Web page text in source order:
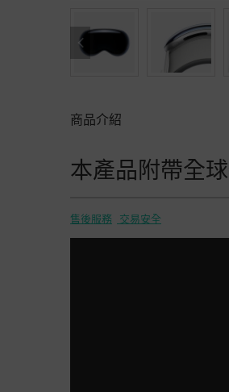
商品介紹
本產品附帶全
售後服務 交易安全